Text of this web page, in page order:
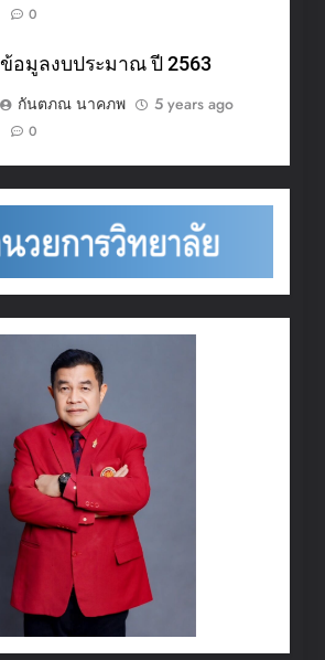
0
ข้อมูลงบประมาณ ปี 2563
กันตภณ นาคภพ
5 years ago
0